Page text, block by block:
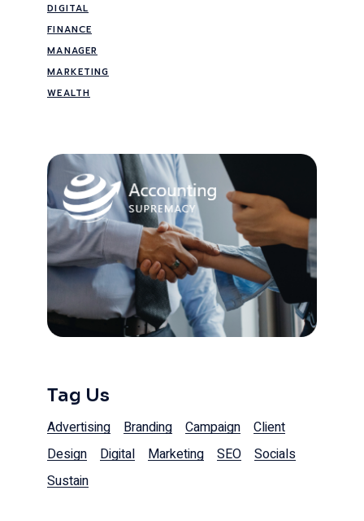
DIGITAL
FINANCE
MANAGER
MARKETING
WEALTH
Tag Us
Advertising Branding Campaign
Client
Design
Digital Marketing SEO
Socials
Sustain